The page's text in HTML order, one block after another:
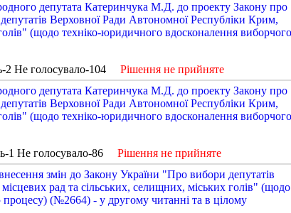
депутата Катеринчука М.Д. до проекту Закону про
Верховної Ради Автономної Республіки Крим,
(щодо техніко-юридичного вдосконалення виборчого
Не голосувало-104
Рішення не прийняте
депутата Катеринчука М.Д. до проекту Закону про
Верховної Ради Автономної Республіки Крим,
(щодо техніко-юридичного вдосконалення виборчого
1 Не голосувало-86
Рішення не прийняте
змін до Закону України "Про вибори депутатів
рад та сільських, селищних, міських голів" (щодо
(№2664) - у другому читанні та в цілому